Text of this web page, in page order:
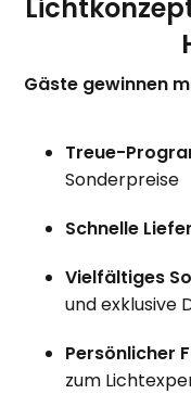
Gäste gewinnen
Treue-
Sonderpreise
Schnelle
Vielfältiges
und exklusive
Persönlicher
zum